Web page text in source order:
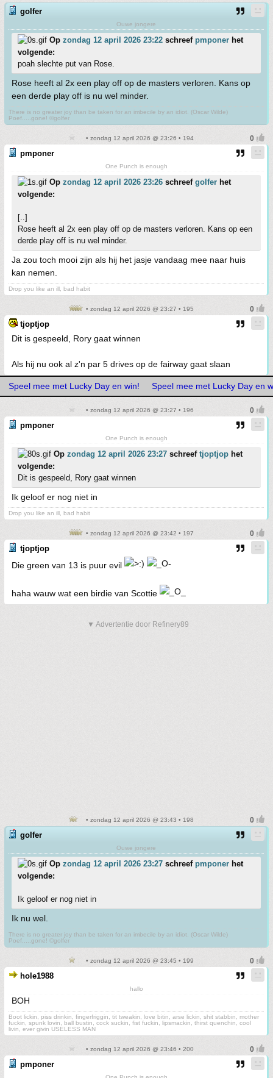
golfer
Ouwe jongere
Op zondag 12 april 2026 23:22 schreef pmponer het
volgende:
poah slechte put van Rose.
Rose heeft al 2x een play off op de masters verloren. Kans op
een derde play off is nu wel minder.
There is no greater joy than be taken for an imbecile by an idiot. (Oscar Wilde)
Poef.....gone! ©golfer
• zondag 12 april 2026 @ 23:26 • 194
pmponer
One Punch is enough
Op zondag 12 april 2026 23:26 schreef golfer het
volgende:
[..]
Rose heeft al 2x een play off op de masters verloren. Kans op een
derde play off is nu wel minder.
Ja zou toch mooi zijn als hij het jasje vandaag mee naar huis
kan nemen.
Drop you like an ill, bad habit
• zondag 12 april 2026 @ 23:27 • 195
tjoptjop
Dit is gespeeld, Rory gaat winnen
Als hij nu ook al z'n par 5 drives op de fairway gaat slaan
Speel mee met Lucky Day en win! Speel mee met Lucky Day en
• zondag 12 april 2026 @ 23:27 • 196
pmponer
One Punch is enough
Op zondag 12 april 2026 23:27 schreef tjoptjop het
volgende:
Dit is gespeeld, Rory gaat winnen
Ik geloof er nog niet in
Drop you like an ill, bad habit
• zondag 12 april 2026 @ 23:42 • 197
tjoptjop
Die green van 13 is puur evil
haha wauw wat een birdie van Scottie
▼ Advertentie door Refinery89
• zondag 12 april 2026 @ 23:43 • 198
golfer
Ouwe jongere
Op zondag 12 april 2026 23:27 schreef pmponer het
volgende:
Ik geloof er nog niet in
Ik nu wel.
There is no greater joy than be taken for an imbecile by an idiot. (Oscar Wilde)
Poef.....gone! ©golfer
• zondag 12 april 2026 @ 23:45 • 199
hole1988
hallo
BOH
Boot lickin, piss drinkin, fingerfriggin, tit tweakin, love bitin, arse lickin, shit stabbin, mother
fuckin, spunk lovin, ball bustin, cock suckin, fist fuckin, lipsmackin, thirst quenchin, cool
livin, ever givin USELESS MAN
• zondag 12 april 2026 @ 23:46 • 200
pmponer